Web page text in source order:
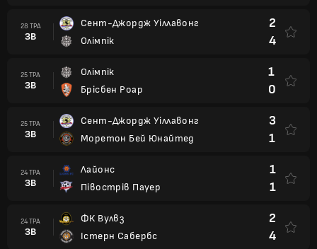
28 ТРА
ЗВ
Сент-Джордж Уіллавонг
Олімпік
2
4
25 ТРА
ЗВ
Олімпік
Брісбен Роар
1
0
25 ТРА
ЗВ
Сент-Джордж Уіллавонг
Моретон Бей Юнайтед
3
1
24 ТРА
ЗВ
Лайонс
Півострів Пауер
1
1
24 ТРА
ЗВ
ФК Вулвз
Істерн Сабербс
2
4